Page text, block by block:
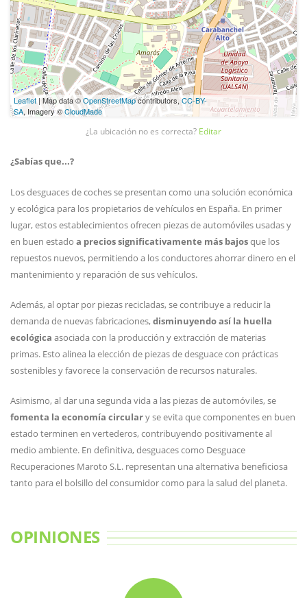
Leaflet | Map data ©OpenStreetMapcontributors,CC-BY-
SA, Imagery ©CloudMade
¿La ubicación no es correcta? Editar
¿Sabías que...?
Los desguaces de coches se presentan como una solución económica
y ecológica para los propietarios de vehículos en España. En primer
lugar, estos establecimientos ofrecen piezas de automóviles usadas y
en buen estado a precios significativamente más bajosque los
repuestos nuevos, permitiendo a los conductores ahorrar dinero en el
mantenimiento y reparación de sus vehículos.
Además, al optar por piezas recicladas, se contribuye a reducir la
demanda de nuevas fabricaciones,disminuyendo así la huella
ecológica asociada con la producción y extracción de materias
primas. Esto alinea la elección de piezas de desguace con prácticas
sostenibles y favorece la conservación de recursos naturales.
Asimismo, al dar una segunda vida a las piezas de automóviles, se
fomenta la economía circulary se evita que componentes en buen
estado terminen en vertederos, contribuyendo positivamente al
medio ambiente. En definitiva, desguaces como Desguace
Recuperaciones Maroto S.L. representan una alternativa beneficiosa
tanto para el bolsillo del consumidor como para la salud del planeta.
OPINIONES